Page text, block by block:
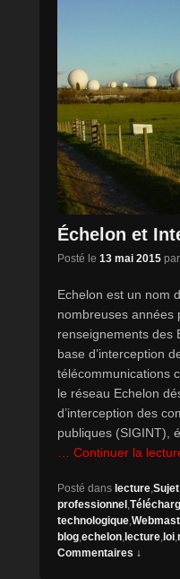
Échelon et
Posté le 13 mai 2015 par
Echelon est un nom
nombreuses années
renseignements des
base d’interception
télécommunications
le réseau Echelon
d’interception des
publiques (SIGINT),
… Continuer la
Posté dans lecture,Sujet
professionnel ,
technologique,
blog,echelon, lecture, loi,
Commentaires ↓